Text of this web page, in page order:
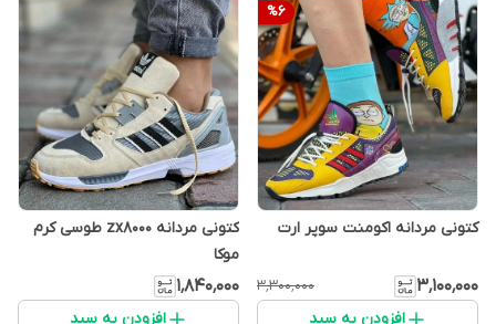
%6
کتونی مردانه اکومنت سوپر ارت
۳٬۱۰۰٬۰۰۰ ۳٬۳۰۰٬۰۰۰
افزودن به سبد
کتونی مردانه zx8000 طوسی کرم
موکا
۱٬۸۴۰٬۰۰۰
افزودن به سبد